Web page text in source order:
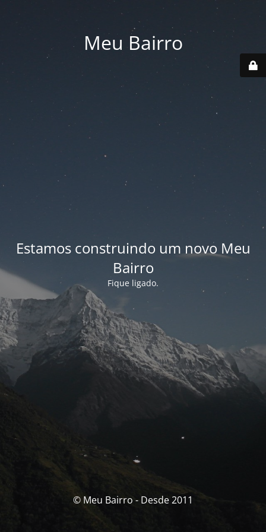
Meu Bairro
Estamos construindo um novo Meu
Bairro
Fique ligado.
© Meu Bairro - Desde 2011